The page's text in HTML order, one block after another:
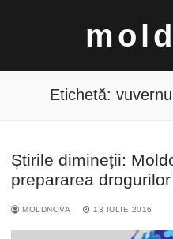
Caută
după:
Etichetă:
Știrile dimineții:
prepararea
MOLDNOVA 13 IULIE 2016